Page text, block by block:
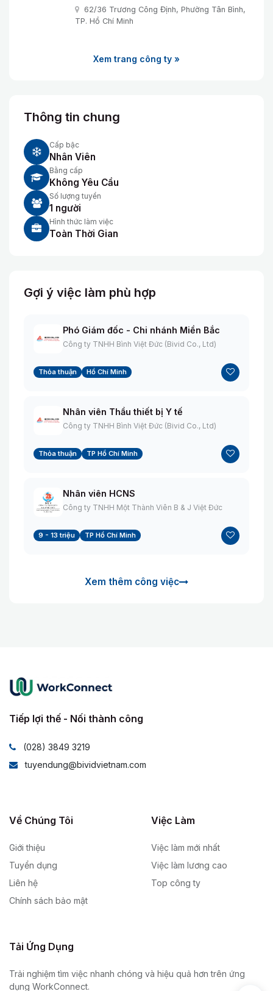
62/36 Trương Công Định, Phường Tân Bình,
TP. Hồ Chí Minh
Xem trang công ty »
Thông tin chung
Cấp bậc
Nhân Viên
Bằng cấp
Không Yêu Cầu
Số lượng tuyển
1 người
Hình thức làm việc
Toàn Thời Gian
Gợi ý việc làm phù hợp
Phó Giám đốc - Chi nhánh Miền Bắc
Công ty TNHH Bình Việt Đức (Bivid Co., Ltd)
Thỏa thuận Hồ Chí Minh
Nhân viên Thầu thiết bị Y tế
Công ty TNHH Bình Việt Đức (Bivid Co., Ltd)
Thỏa thuận TP Hồ Chí Minh
Nhân viên HCNS
Công ty TNHH Một Thành Viên B & J Việt Đức
9 - 13 triệu TP Hồ Chí Minh
Xem thêm công việc
Tiếp lợi thế - Nối thành công
(028) 3849 3219
tuyendung@bividvietnam.com
Về Chúng Tôi
Giới thiệu
Tuyển dụng
Liên hệ
Chính sách bảo mật
Việc Làm
Việc làm mới nhất
Việc làm lương cao
Top công ty
Tải Ứng Dụng
Trải nghiệm tìm việc nhanh chóng và hiệu quả hơn trên ứng
dụng WorkConnect.